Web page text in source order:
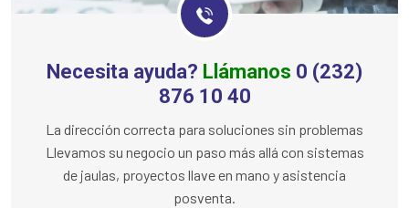
Necesita ayuda? Llámanos 0 (232)
876 10 40
La dirección correcta para soluciones sin problemas
Llevamos su negocio un paso más allá con sistemas
de jaulas, proyectos llave en mano y asistencia
posventa.